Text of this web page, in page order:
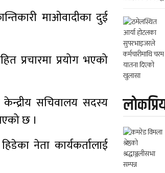
माओवादीका दुई
प्रचारमा प्रयोग भएको
केन्द्रीय सचिवालय सदस्य
छ ।
नेता कार्यकर्तालाई